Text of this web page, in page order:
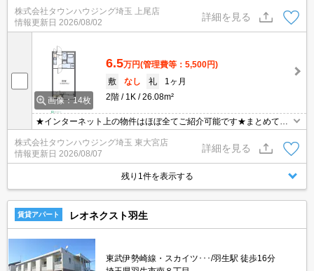
ますとスムーズに御対応できます♪
株式会社タウンハウジング埼玉 上尾店
情報更新日 2026/08/02
詳細を見る
画像：14枚
6.5万円(管理費等：5,500円)
敷
なし 礼
1ヶ月
2階
1K 26.08m²
★インターネット上の物件はほぼ全てご紹介可能です★まとめてご
紹介致します★お部屋探しは情報量地域No１の★タウンハウジング
東大宮店まで★
株式会社タウンハウジング埼玉 東大宮店
情報更新日 2026/08/07
詳細を見る
残り1件を表示する
賃貸アパート レオネクスト羽生
東武伊勢崎線・スカイツ･･･/羽生駅 徒歩16分